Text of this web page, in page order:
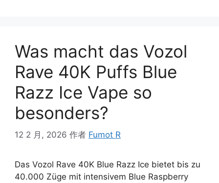
Was macht das Vozol
Rave 40K Puffs Blue
Razz Ice Vape so
besonders?
12 2 月, 2026 作者 Fumot R
Das Vozol Rave 40K Blue Razz Ice bietet bis zu
40.000 Züge mit intensivem Blue Raspberry